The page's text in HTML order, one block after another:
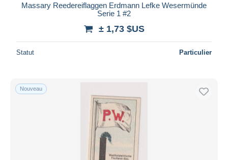
Massary Reedereiflaggen Erdmann Lefke Wesermünde
Serie 1 #2
± 1,73 $US
Statut Particulier
Nouveau